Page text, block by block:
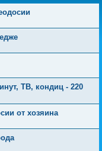
ТВ, кондиц - 220
от хозяина